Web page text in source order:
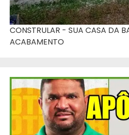
CONSTRULAR - SUA CASA DA
ACABAMENTO